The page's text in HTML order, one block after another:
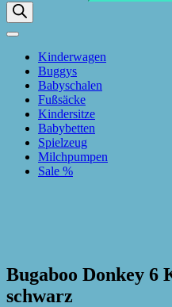
Kinderwagen
Buggys
Babyschalen
Fußsäcke
Kindersitze
Babybetten
Spielzeug
Milchpumpen
Sale %
Bugaboo Donkey 6
schwarz